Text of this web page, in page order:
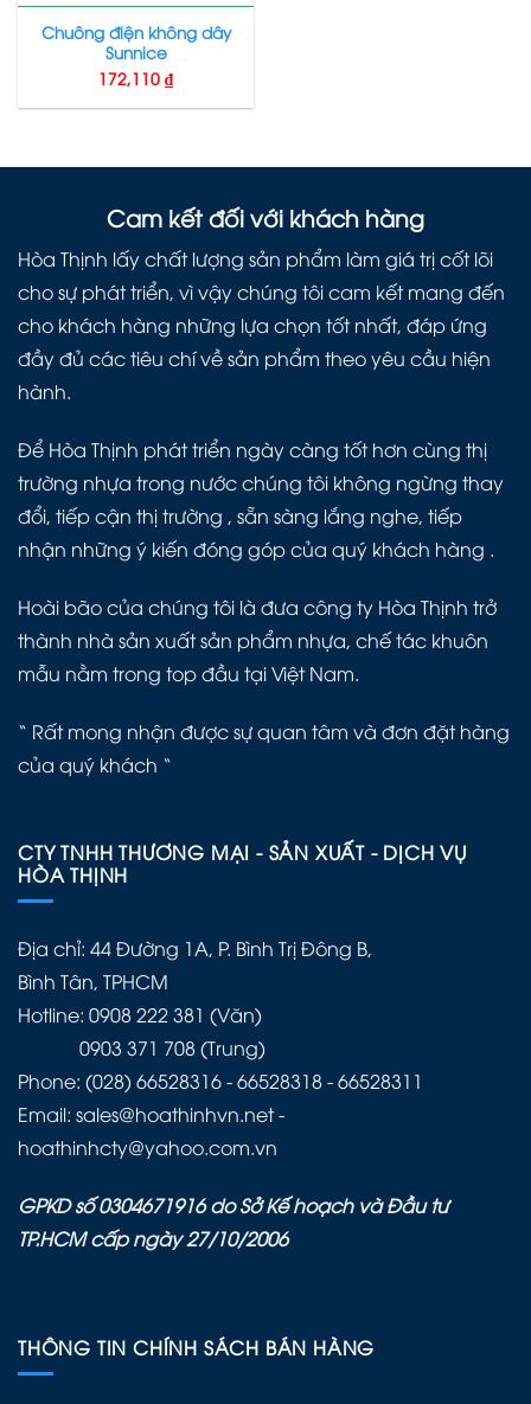
Chuông điện không dây
Sunnice
172,110 ₫
Cam kết đối với khách hàng
Hòa Thịnh lấy chất lượng sản phẩm làm giá trị cốt lõi
cho sự phát triển, vì vậy chúng tôi cam kết mang đến
cho khách hàng những lựa chọn tốt nhất, đáp ứng
đầy đủ các tiêu chí về sản phẩm theo yêu cầu hiện
hành.
Để Hòa Thịnh phát triển ngày càng tốt hơn cùng thị
trường nhựa trong nước chúng tôi không ngừng thay
đổi, tiếp cận thị trường , sẵn sàng lắng nghe, tiếp
nhận những ý kiến đóng góp của quý khách hàng .
Hoài bão của chúng tôi là đưa công ty Hòa Thịnh trở
thành nhà sản xuất sản phẩm nhựa, chế tác khuôn
mẫu nằm trong top đầu tại Việt Nam.
“ Rất mong nhận được sự quan tâm và đơn đặt hàng
của quý khách “
CTY TNHH THƯƠNG MẠI - SẢN XUẤT - DỊCH VỤ
HÒA THỊNH
Địa chỉ: 44 Đường 1A, P. Bình Trị Đông B,
Bình Tân, TPHCM
Hotline: 0908 222 381 (Văn)
0903 371 708 (Trung)
Phone: (028) 66528316 - 66528318 - 66528311
Email: sales@hoathinhvn.net -
hoathinhcty@yahoo.com.vn
GPKD số 0304671916 do Sở Kế hoạch và Đầu tư
TP.HCM cấp ngày 27/10/2006
THÔNG TIN CHÍNH SÁCH BÁN HÀNG